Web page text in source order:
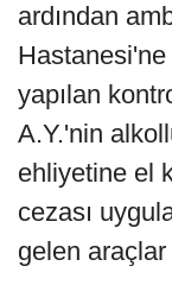
ardından
Hastanesi'ne
yapılan
A.Y.'nin
ehliyetine el
cezası
gelen araçlar